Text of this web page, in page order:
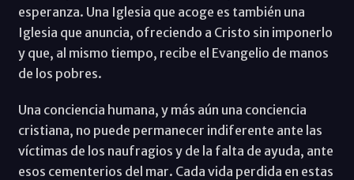
esperanza. Una Iglesia que acoge es también una
Iglesia que anuncia, ofreciendo a Cristo sin imponerlo
y que, al mismo tiempo, recibe el Evangelio de manos
de los pobres.
Una conciencia humana, y más aún una conciencia
cristiana, no puede permanecer indiferente ante las
víctimas de los naufragios y de la falta de ayuda, ante
esos cementerios del mar. Cada vida perdida en estas